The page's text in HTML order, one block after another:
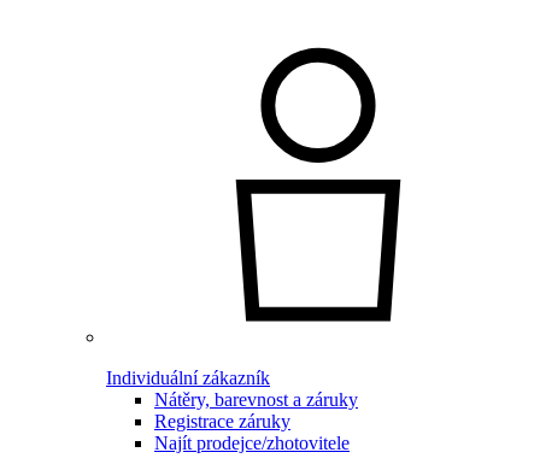
Individuální zákazník
Nátěry, barevnost a záruky
Registrace záruky
Najít prodejce/zhotovitele